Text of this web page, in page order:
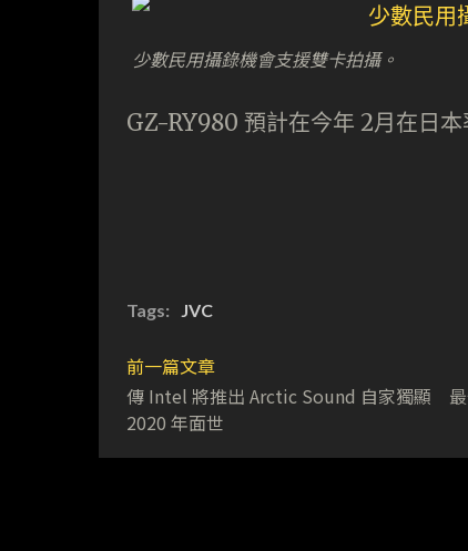
少數民用攝錄機會支援雙卡拍攝。
GZ-RY980 預計在今年 2月在日
Tags: JVC
前一篇文章
傳 Intel 將推出 Arctic Sound 自家獨顯
2020 年面世